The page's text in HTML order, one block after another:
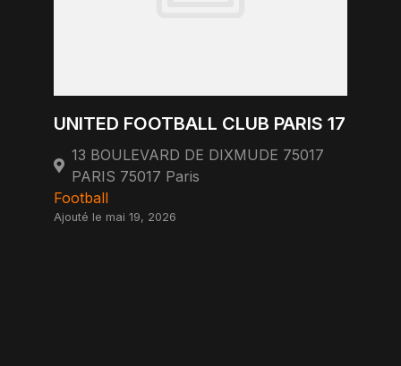
UNITED FOOTBALL CLUB PARIS 17
13 BOULEVARD DE DIXMUDE 75017
PARIS 75017 Paris
Football
Ajouté le mai 19, 2026